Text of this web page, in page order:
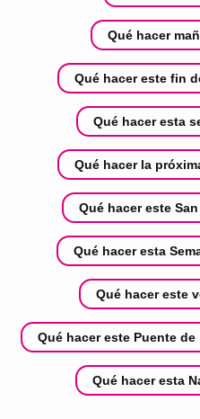
Qué hacer
Qué hacer este fin
Qué hacer esta
Qué hacer la
Qué hacer este
Qué hacer esta
Qué hacer este
Qué hacer este Puente
Qué hacer esta